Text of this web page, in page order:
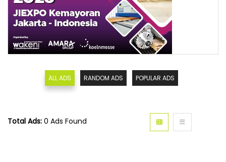
ALL ADS RANDOM ADS POPULAR ADS
Total Ads: 0 Ads Found